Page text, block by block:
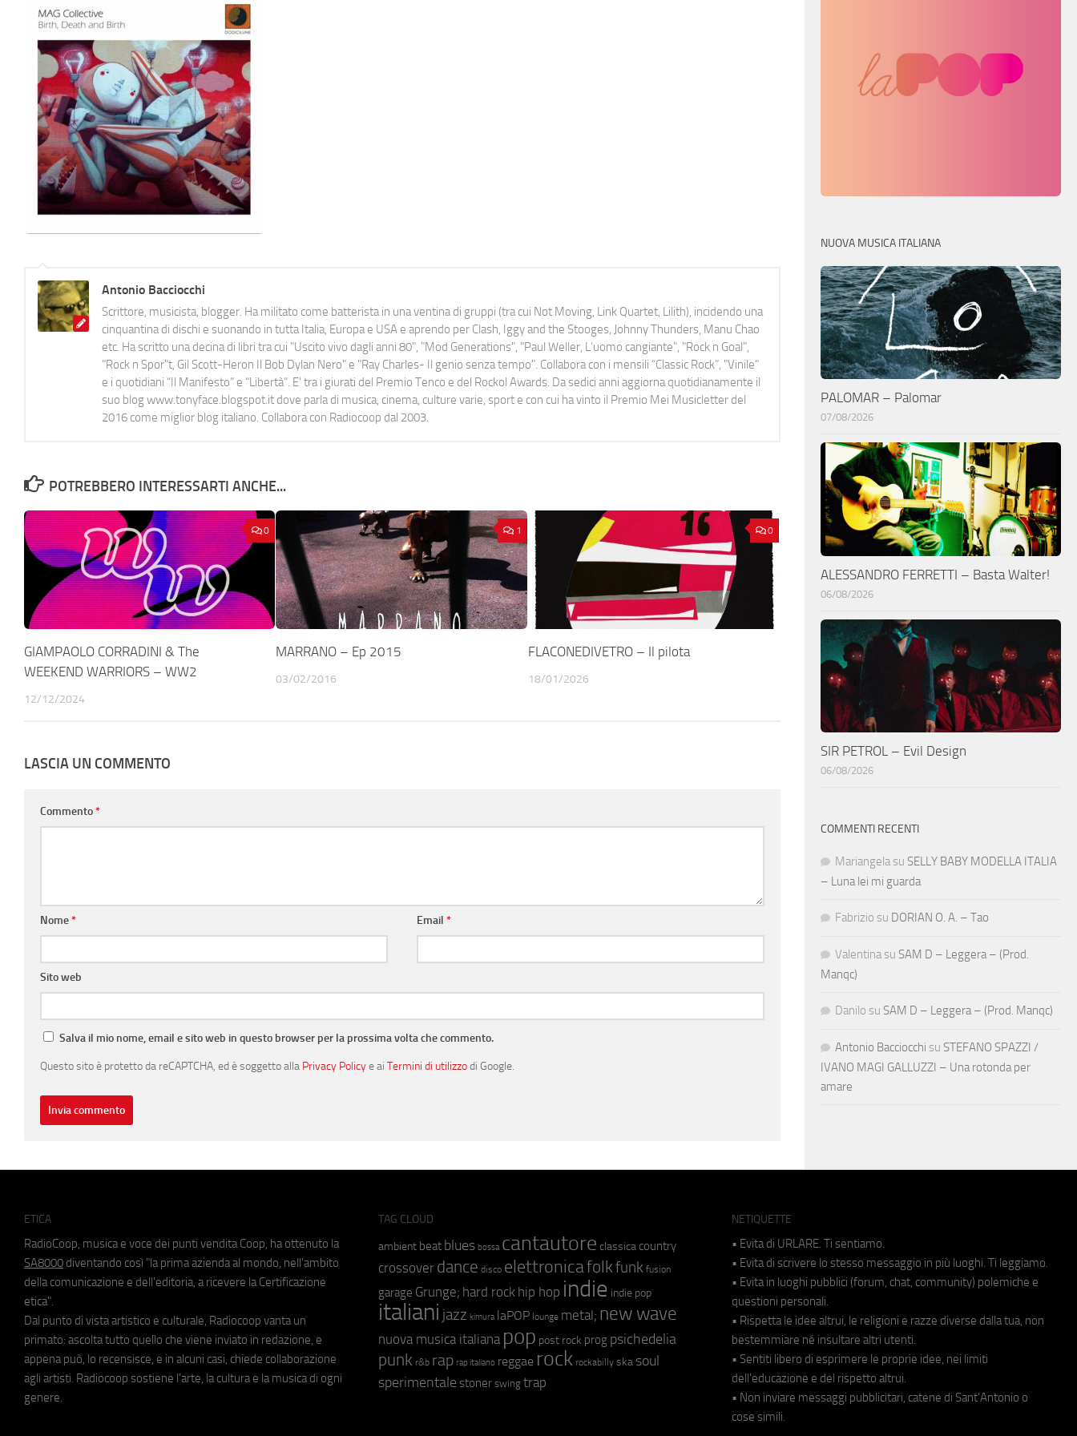
Antonio Bacciocchi
Scrittore, musicista, blogger. Ha militato come batterista in una ventina di gruppi (tra cui Not Moving, Link Quartet, Lilith), incidendo una
cinquantina di dischi e suonando in tutta Italia, Europa e USA e aprendo per Clash, Iggy and the Stooges, Johnny Thunders, Manu Chao
etc. Ha scritto una decina di libri tra cui "Uscito vivo dagli anni 80", "Mod Generations", "Paul Weller, L’uomo cangiante", "Rock n Goal",
"Rock n Spor"t, Gil Scott-Heron Il Bob Dylan Nero" e "Ray Charles- Il genio senza tempo". Collabora con i mensili “Classic Rock”, "Vinile"
e i quotidiani “Il Manifesto” e “Libertà”. E' tra i giurati del Premio Tenco e del Rockol Awards. Da sedici anni aggiorna quotidianamente il
suo blog www.tonyface.blogspot.it dove parla di musica, cinema, culture varie, sport e con cui ha vinto il Premio Mei Musicletter del
2016 come miglior blog italiano. Collabora con Radiocoop dal 2003.
POTREBBERO INTERESSARTI ANCHE...
0
GIAMPAOLO CORRADINI & The
WEEKEND WARRIORS – WW2
12/12/2024
1
MARRANO – Ep 2015
03/02/2016
0
FLACONEDIVETRO – Il pilota
18/01/2026
LASCIA UN COMMENTO
Commento*
Nome* Email*
Sito web
Salva il mio nome, email e sito web in questo browser per la prossima volta che commento.
Questo sito è protetto da reCAPTCHA, ed è soggetto alla Privacy Policye ai Termini di utilizzodi Google.
NUOVA MUSICA ITALIANA
PALOMAR – Palomar
07/08/2026
ALESSANDRO FERRETTI – Basta Walter!
06/08/2026
SIR PETROL – Evil Design
06/08/2026
COMMENTI RECENTI
Mariangela su SELLY BABY MODELLA ITALIA
– Luna lei mi guarda
Fabrizio su DORIAN O. A. – Tao
Valentina su SAM D – Leggera – (Prod.
Manqc)
Danilo su SAM D – Leggera – (Prod. Manqc)
Antonio Bacciocchi su STEFANO SPAZZI /
IVANO MAGI GALLUZZI – Una rotonda per
amare
ETICA
RadioCoop, musica e voce dei punti vendita Coop, ha ottenuto la
SA8000 diventando così "la prima azienda al mondo, nell'ambito
della comunicazione e dell'editoria, a ricevere la Certificazione
etica".
Dal punto di vista artistico e culturale, Radiocoop vanta un
primato: ascolta tutto quello che viene inviato in redazione, e
appena può, lo recensisce, e in alcuni casi, chiede collaborazione
agli artisti. Radiocoop sostiene l'arte, la cultura e la musica di ogni
genere.
TAG CLOUD
ambient beat blues bossa cantautore classica country
crossover dance disco elettronicafolkfunk fusion
garage Grunge; hard rock hip hop indie indie pop
italiani jazz kimura laPOP lounge metal; new wave
nuova musica italiana pop post rock prog psichedelia
punk r&b rap rap italiano reggae rock rockabilly ska soul
sperimentale stoner swing trap
NETIQUETTE
• Evita di URLARE. Ti sentiamo.
• Evita di scrivere lo stesso messaggio in più luoghi. Ti leggiamo.
• Evita in luoghi pubblici (forum, chat, community) polemiche e
questioni personali.
• Rispetta le idee altrui, le religioni e razze diverse dalla tua, non
bestemmiare né insultare altri utenti.
• Sentiti libero di esprimere le proprie idee, nei limiti
dell'educazione e del rispetto altrui.
• Non inviare messaggi pubblicitari, catene di Sant'Antonio o
cose simili.